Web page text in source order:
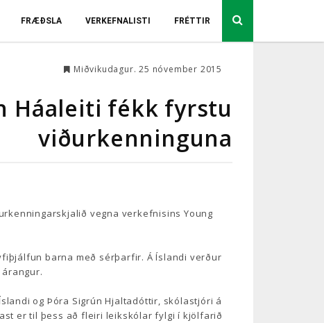
FRÆÐSLA VERKEFNALISTI FRÉTTIR
Miðvikudagur. 25 nóvember 2015
Háaleiti fékk fyrstu
viðurkenninguna
vegna verkefnisins Young
barna með sérþarfir. Á Íslandi verður
og Þóra Sigrún Hjaltadóttir, skólastjóri á
er til þess að fleiri leikskólar fylgi í kjölfarið